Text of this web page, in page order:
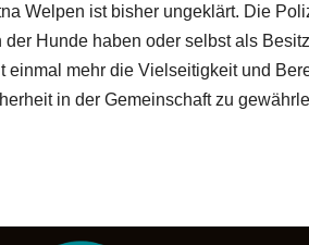
Welpen ist bisher ungeklärt. Die
Hunde haben oder selbst als
mehr die Vielseitigkeit und
in der Gemeinschaft zu